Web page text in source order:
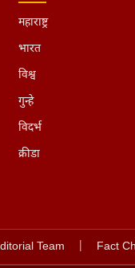
महाराष्ट्र
भारत
विश्व
गुन्हे
विदर्भ
क्रीडा
Team Fact